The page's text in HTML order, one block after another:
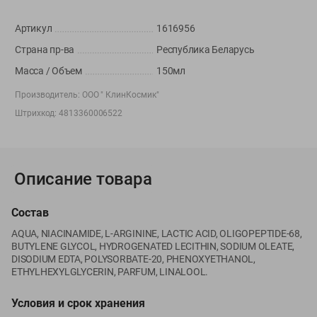
Корпоративный сайт Green
© 2026
ООО «ГРИНрозница» - Доставка продуктов питания в
Номер уполномоченных рассматривать обращения покупателей в
юридических лиц: Отдел торговли и услуг Администрации
Номер и адрес электронной почты лица, уполномоченного
продавцом рассматривать обращения покупателей о нарушении их
прав, предусмотренных законодательством о защите прав
Способы оплаты товара:
Артикул
1616956
Страна пр-ва
Республика Беларусь
Масса / Объем
150мл
Производитель: ООО " КлинКосмик"
Штрихкод:4813360006522
Описание товара
Состав
AQUA, NIACINAMIDE, L-ARGININЕ, LACTIC ACID, OLIGOPEPTIDE-68,
BUTYLENE GLYCOL, HYDROGENATED LECITHIN, SODIUM OLEATE,
DISODIUM EDTA, POLYSORBATE-20, PHENOXYETHANOL,
ETHYLHEXYLGLYCERIN, PARFUM, LINALOOL.
Условия и срок хранения